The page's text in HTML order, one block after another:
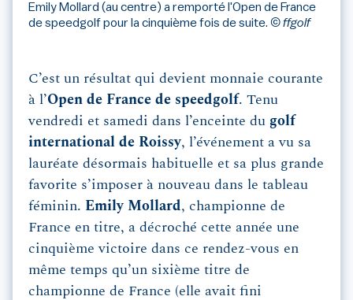
Emily Mollard (au centre) a remporté l'Open de France
de speedgolf pour la cinquième fois de suite. © ffgolf
C’est un résultat qui devient monnaie courante
à l’Open de France de speedgolf. Tenu
vendredi et samedi dans l’enceinte du golf
international de Roissy, l’événement a vu sa
lauréate désormais habituelle et sa plus grande
favorite s’imposer à nouveau dans le tableau
féminin. Emily Mollard, championne de
France en titre, a décroché cette année une
cinquième victoire dans ce rendez-vous en
même temps qu’un sixième titre de
championne de France (elle avait fini